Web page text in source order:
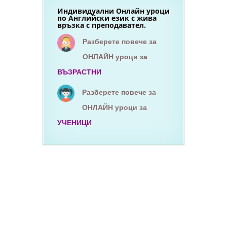
Индивидуални Онлайн уроци
по Английски език с жива
връзка с преподавател.
Разберете повече за
ОНЛАЙН уроци за
ВЪЗРАСТНИ
Разберете повече за
ОНЛАЙН уроци за
УЧЕНИЦИ